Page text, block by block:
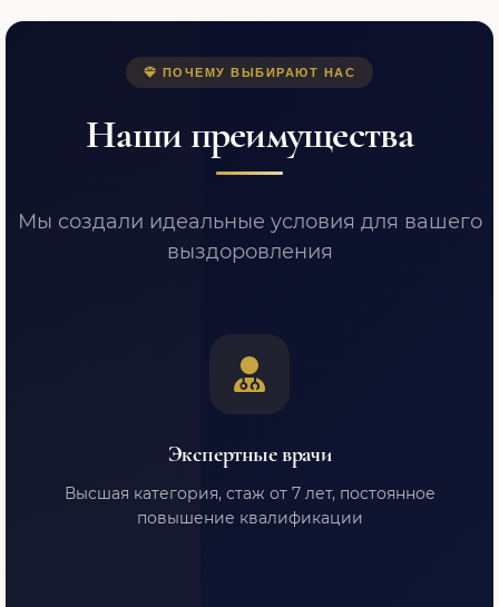
ПОЧЕМУ ВЫБИРАЮТ НАС
Наши преимущества
Мы создали идеальные условия для вашего
выздоровления
Экспертные врачи
Высшая категория, стаж от 7 лет, постоянное
повышение квалификации